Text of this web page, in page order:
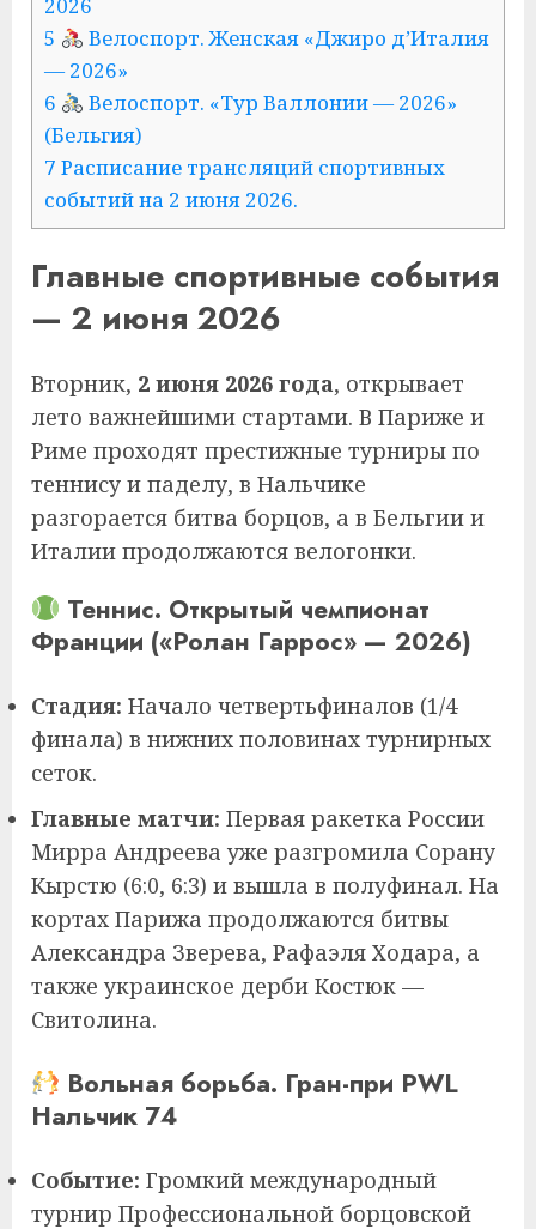
5
Велоспорт. Женская «Джиро д’Италия
— 2026»
6
Велоспорт. «Тур Валлонии — 2026»
(Бельгия)
7 Расписание трансляций спортивных
событий на 2 июня 2026.
Главные спортивные события
— 2 июня 2026
Вторник, 2 июня 2026 года, открывает
лето важнейшими стартами. В Париже и
Риме проходят престижные турниры по
теннису и паделу, в Нальчике
разгорается битва борцов, а в Бельгии и
Италии продолжаются велогонки.
Теннис. Открытый чемпионат
Франции («Ролан Гаррос» — 2026)
Стадия: Начало четвертьфиналов (1/4
финала) в нижних половинах турнирных
сеток.
Главные матчи: Первая ракетка России
Мирра Андреева уже разгромила Сорану
Кырстю (6:0, 6:3) и вышла в полуфинал. На
кортах Парижа продолжаются битвы
Александра Зверева, Рафаэля Ходара, а
также украинское дерби Костюк —
Свитолина.
Вольная борьба. Гран-при PWL
Нальчик 74
Событие: Громкий международный
турнир Профессиональной борцовской